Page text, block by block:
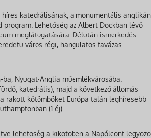
katedrálisának, a monumentális anglikán
Lehetőség az Albert Dockban lévő
meglátogatására. Délután ismerkedés
város régi, hangulatos favázas
Nyugat-Anglia műemlékvárosába.
katedrális), majd a következő állomás
rakott kőtömböket Európa talán leghíresebb
(1 éj).
lehetőség a kikötőben a Napóleont legyőző